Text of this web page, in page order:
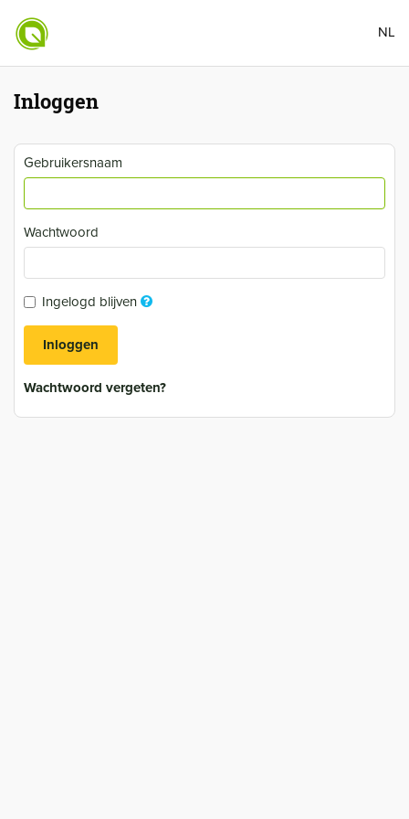
NL
Inloggen
Gebruikersnaam
Wachtwoord
Ingelogd blijven
Inloggen
Wachtwoord vergeten?